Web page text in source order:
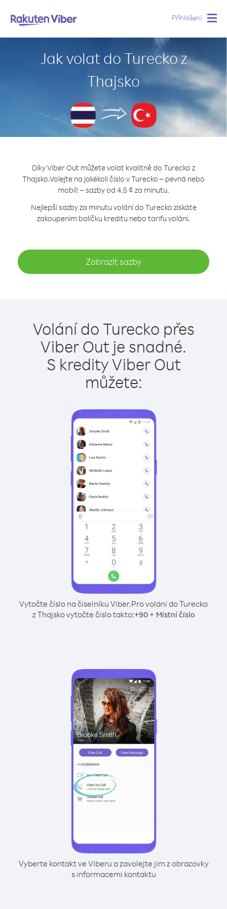
Přihlášení
Jak volat do Turecko z
Thajsko
Díky Viber Out můžete volat kvalitně do Turecko z
Thajsko.Volejte na jakékoli číslo v Turecko – pevná nebo
mobil! – sazby od 4.5 ¢ za minutu.
Nejlepší sazby za minutu volání do Turecko získáte
zakoupením balíčku kreditu nebo tarifu volání.
Zobrazit sazby
Volání do Turecko přes
Viber Out je snadné.
S kredity Viber Out
můžete:
Vytočte číslo na číselníku Viber.Pro volání do Turecko
z Thajsko vytočte číslo takto:+90+ Místní číslo
Vyberte kontakt ve Viberu a zavolejte jim z obrazovky
s informacemi kontaktu